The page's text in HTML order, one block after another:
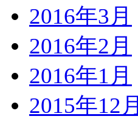
2016年3月
2016年2月
2016年1月
2015年12月